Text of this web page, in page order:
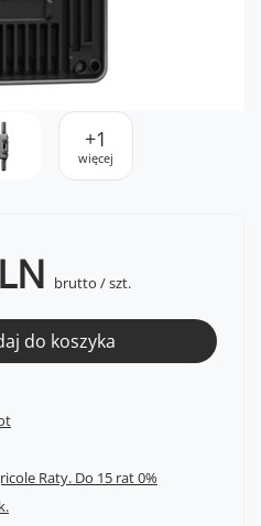
+1
więcej
brutto /szt.
do koszyka
Raty.